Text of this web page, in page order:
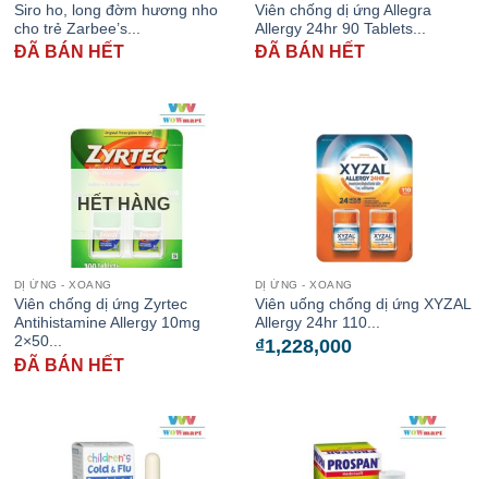
Siro ho, long đờm hương nho
cho trẻ Zarbee’s...
ĐÃ BÁN HẾT
Viên chống dị ứng Allegra
Allergy 24hr 90 Tablets...
ĐÃ BÁN HẾT
HẾT HÀNG
DỊ ỨNG - XOANG
Viên chống dị ứng Zyrtec
Antihistamine Allergy 10mg
2×50...
ĐÃ BÁN HẾT
DỊ ỨNG - XOANG
Viên uống chống dị ứng XYZAL
Allergy 24hr 110...
₫1,228,000